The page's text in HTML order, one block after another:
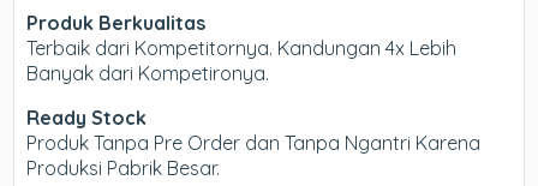
Produk Berkualitas
Terbaik dari Kompetitornya. Kandungan 4x Lebih
Banyak dari Kompetironya.
Ready Stock
Produk Tanpa Pre Order dan Tanpa Ngantri Karena
Produksi Pabrik Besar.